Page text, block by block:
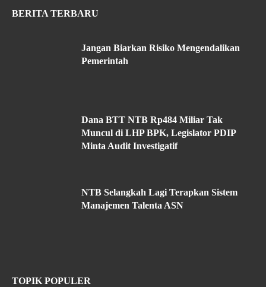
BERITA TERBARU
Jangan Biarkan Risiko Mengendalikan
Pemerintah
Dana BTT NTB Rp484 Miliar Tak
Muncul di LHP BPK, Legislator PDIP
Minta Audit Investigatif
NTB Selangkah Lagi Terapkan Sistem
Manajemen Talenta ASN
TOPIK POPULER